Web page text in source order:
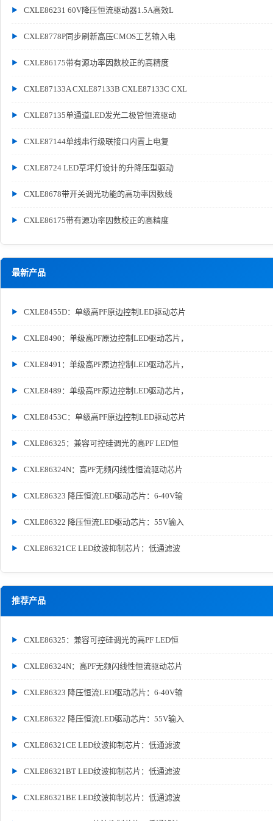
CXLE86231 60V降压恒流驱动器1.5A高效L
CXLE8778P同步刷新高压CMOS工艺输入电
CXLE86175带有源功率因数校正的高精度
CXLE87133A CXLE87133B CXLE87133C CXL
CXLE87135单通道LED发光二极管恒流驱动
CXLE87144单线串行级联接口内置上电复
CXLE8724 LED草坪灯设计的升降压型驱动
CXLE8678带开关调光功能的高功率因数线
CXLE86175带有源功率因数校正的高精度
最新产品
CXLE8455D：单级高PF原边控制LED驱动芯片
CXLE8490：单级高PF原边控制LED驱动芯片，
CXLE8491：单级高PF原边控制LED驱动芯片，
CXLE8489：单级高PF原边控制LED驱动芯片，
CXLE8453C：单级高PF原边控制LED驱动芯片
CXLE86325：兼容可控硅调光的高PF LED恒
CXLE86324N：高PF无频闪线性恒流驱动芯片
CXLE86323 降压恒流LED驱动芯片：6-40V输
CXLE86322 降压恒流LED驱动芯片：55V输入
CXLE86321CE LED纹波抑制芯片：低通滤波
推荐产品
CXLE86325：兼容可控硅调光的高PF LED恒
CXLE86324N：高PF无频闪线性恒流驱动芯片
CXLE86323 降压恒流LED驱动芯片：6-40V输
CXLE86322 降压恒流LED驱动芯片：55V输入
CXLE86321CE LED纹波抑制芯片：低通滤波
CXLE86321BT LED纹波抑制芯片：低通滤波
CXLE86321BE LED纹波抑制芯片：低通滤波